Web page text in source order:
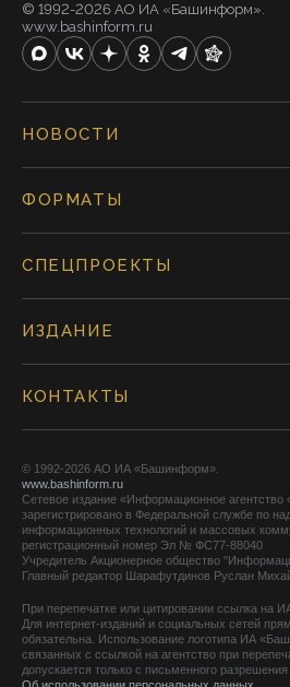
© 1992-2026 АО ИА «Башинформ».
www.bashinform.ru
НОВОСТИ
ФОРМАТЫ
СПЕЦПРОЕКТЫ
ИЗДАНИЕ
КОНТАКТЫ
© 1992-2026 АО ИА «Башинформ».
www.bashinform.ru
Сетевое издание «Информационное
зарегистрировано в Федеральной службе по
информационных технологий и массовых
регистрационный номер Эл № ФС77-88040
Учредитель Акционерное общество
Главный редактор Шарафутдинов Руслан
При перепечатке или цитировании ссылка на
Для интернет-изданий и социальных сетей
обязательна. Использование логотипа ИА
связанных с ссылкой на агентство при
допускается только с письменного